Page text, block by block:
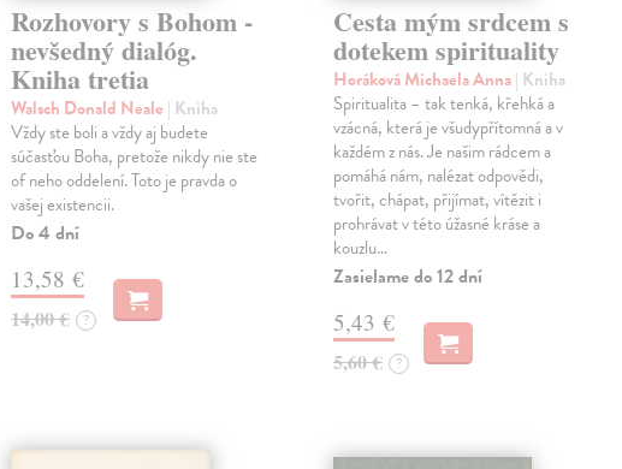
Rozhovory s Bohom -
nevšedný dialóg.
Kniha tretia
Walsch Donald Neale | Kniha
Vždy ste boli a vždy aj budete
súčasťou Boha, pretože nikdy nie ste
of neho oddelení. Toto je pravda o
vašej existencii.
Do 4 dní
13,58 €
14,00 € ?
Cesta mým srdcem s
dotekem spirituality
Horáková Michaela Anna| Kniha
Spiritualita – tak tenká, křehká a
vzácná, která je všudypřítomná a v
každém z nás. Je našim rádcem a
pomáhá nám, nalézat odpovědi,
tvořit, chápat, přijímat, vítězit i
prohrávat v této úžasné kráse a
kouzlu…
Zasielame do 12 dní
5,43 €
5,60 € ?